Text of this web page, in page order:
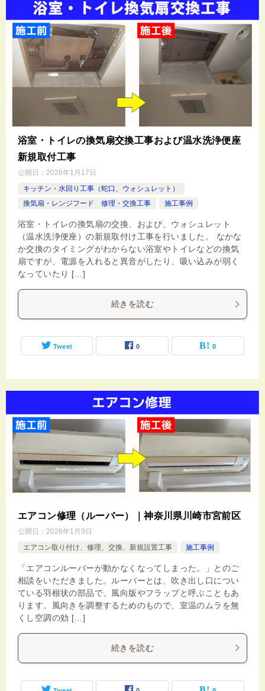
浴室・トイレの換気扇交換工事および温水洗浄便座
新規取付工事
公開日： 2026年1月17日
キッチン・水回り工事（蛇口、ウォシュレット）
換気扇・レンジフード 修理・交換工事
施工事例
浴室・トイレの換気扇の交換、および、ウォシュレット
（温水洗浄便座）の新規取付け工事を行いました。 なかな
か交換のタイミングがわからない浴室やトイレなどの換気
扇ですが、電源を入れると異音がしたり、吸い込みが弱く
なっていたり […]
続きを読む
Tweet 0 0
エアコン修理（ルーバー）｜神奈川県川崎市宮前区
公開日： 2026年1月9日
エアコン取り付け、修理、交換、新規設置工事
施工事例
「エアコンルーバーが動かなくなってしまった。」とのご
相談をいただきました。ルーバーとは、吹き出し口につい
ている羽根状の部品で、風向版やフラップと呼ぶこともあ
ります。風向きを調整するためのもので、室温のムラを無
くし空調の効 […]
続きを読む